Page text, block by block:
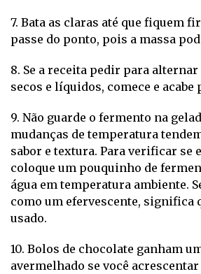
7. Bata as claras até que fiquem
passe do ponto, pois a massa
8. Se a receita pedir para
secos e líquidos, comece e acabe
9. Não guarde o fermento na
mudanças de temperatura
sabor e textura. Para verificar se
coloque um pouquinho de
água em temperatura ambiente.
como um efervescente, significa
usado.
10. Bolos de chocolate ganham
avermelhado se você